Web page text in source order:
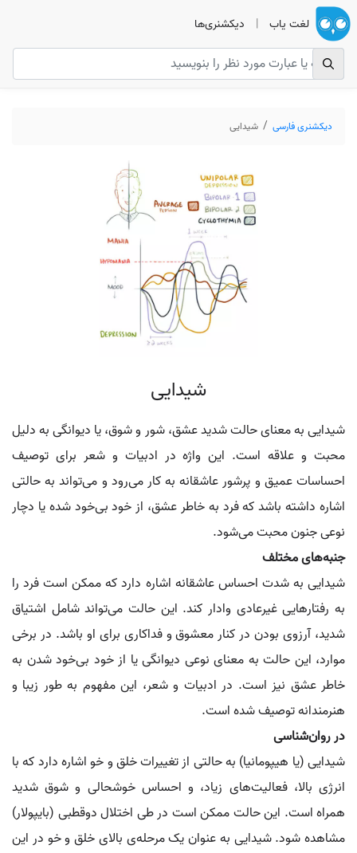
لغت یاب | دیکشنری‌ها
دیکشنری فارسی شیدایی
شیدایی
شیدایی به معنای حالت شدید عشق، شور و شوق، یا دیوانگی به دلیل
محبت و علاقه است. این واژه در ادبیات و شعر برای توصیف
احساسات عمیق و پرشور عاشقانه به کار می‌رود و می‌تواند به حالتی
اشاره داشته باشد که فرد به خاطر عشق، از خود بی‌خود شده یا دچار
نوعی جنون محبت می‌شود.
جنبه‌های مختلف
شیدایی به شدت احساس عاشقانه اشاره دارد که ممکن است فرد را
به رفتارهایی غیرعادی وادار کند. این حالت می‌تواند شامل اشتیاق
شدید، آرزوی بودن در کنار معشوق و فداکاری برای او باشد. در برخی
موارد، این حالت به معنای نوعی دیوانگی یا از خود بی‌خود شدن به
خاطر عشق نیز است. در ادبیات و شعر، این مفهوم به طور زیبا و
هنرمندانه توصیف شده است.
در روان‌شناسی
شیدایی (یا هیپومانیا) به حالتی از تغییرات خلق و خو اشاره دارد که با
انرژی بالا، فعالیت‌های زیاد، و احساس خوشحالی و شوق شدید
همراه است. این حالت ممکن است در طی اختلال دوقطبی (بایپولار)
مشاهده شود. شیدایی به عنوان یک مرحله‌ی بالای خلق و خو در این